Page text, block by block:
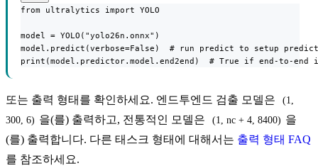
from ultralytics import YOLO
model = YOLO("yolo26n.onnx")
model.predict(verbose=False)  # run predict to setup
print(model.predictor.model.end2end)  # True if end-to-end
또는 출력 형태를 확인하세요. 엔드투엔드 검출 모델은
(1,
300, 6) 을(를) 출력하고, 전통적인 모델은 (1, nc + 4, 8400) 을
(를) 출력합니다. 다른 태스크 형태에 대해서는 출력 형태 FAQ
를 참조하세요.